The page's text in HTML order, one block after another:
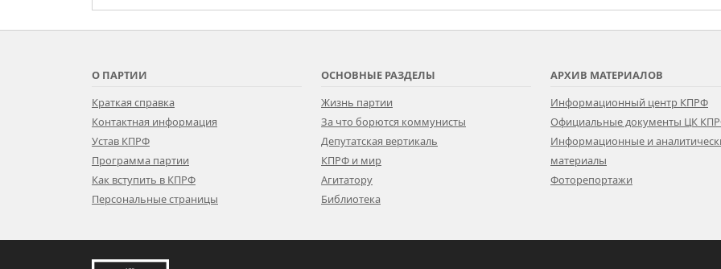
О ПАРТИИ
Краткая справка
Контактная информация
Устав КПРФ
Программа партии
Как вступить в КПРФ
Персональные страницы
ОСНОВНЫЕ РАЗДЕЛЫ
Жизнь партии
За что борются коммунисты
Депутатская вертикаль
КПРФ и мир
Агитатору
Библиотека
АРХИВ МАТЕРИАЛОВ
Информационный центр КПРФ
Официальные документы ЦК
Информационные и
материалы
Фоторепортажи